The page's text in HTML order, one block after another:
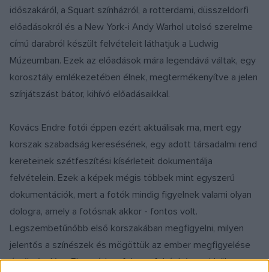
időszakáról, a Squart színházról, a rotterdami, düsszeldorfi
előadásokról és a New York-i Andy Warhol utolsó szerelme
című darabról készült felvételeit láthatjuk a Ludwig
Múzeumban. Ezek az előadások mára legendává váltak, egy
korosztály emlékezetében élnek, megtermékenyítve a jelen
színjátszást bátor, kihívó előadásaikkal.
Kovács Endre fotói éppen ezért aktuálisak ma, mert egy
korszak szabadság keresésének, egy adott társadalmi rend
kereteinek szétfeszítési kísérleteit dokumentálja
felvételein. Ezek a képek mégis többek mint egyszerű
dokumentációk, mert a fotók mindig figyelnek valami olyan
dologra, amely a fotósnak akkor - fontos volt.
Legszembetűnőbb első korszakában megfigyelni, milyen
jelentős a színészek és mögöttük az ember megfigyelése
és ábrázolása. Elmosódott fekete-fehér hátterekből